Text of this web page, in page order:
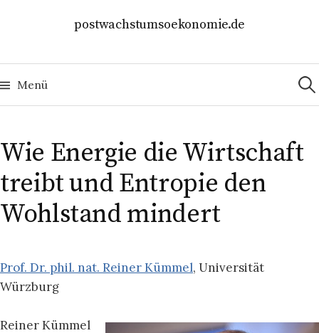
postwachstumsoekonomie.de
Menü
Wie Energie die Wirtschaft
treibt und Entropie den
Wohlstand mindert
Prof. Dr. phil. nat. Reiner Kümmel, Universität
Würzburg
Reiner Kümmel